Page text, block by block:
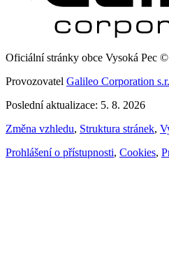
Oficiální stránky obce Vysoká Pec
Provozovatel Galileo Corporation
Poslední aktualizace: 5. 8. 2026
Změna vzhledu, Struktura stránek,
Prohlášení o přístupnosti, Cookies,